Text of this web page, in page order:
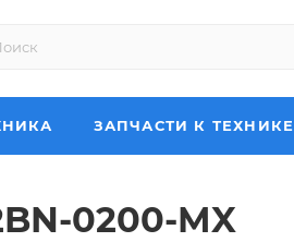
ЗАПЧАСТИ К ТЕХНИКЕ
0200-MX